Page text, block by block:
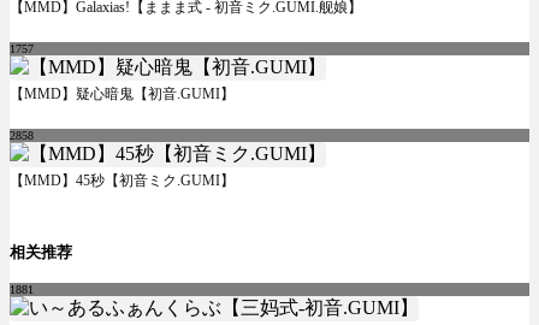
【MMD】Galaxias!【ままま式 - 初音ミク.GUMI.舰娘】
1757
【MMD】疑心暗鬼【初音.GUMI】
2858
【MMD】45秒【初音ミク.GUMI】
相关推荐
1881